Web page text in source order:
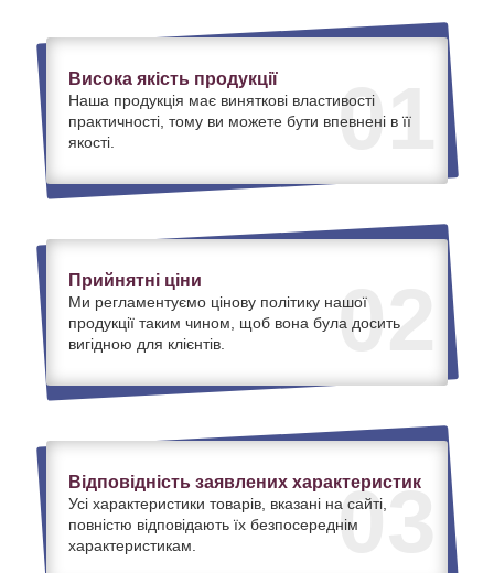
01
Висока якість продукції
Наша продукція має виняткові властивості
практичності, тому ви можете бути впевнені в її
якості.
02
Прийнятні ціни
Ми регламентуємо цінову політику нашої
продукції таким чином, щоб вона була досить
вигідною для клієнтів.
03
Відповідність заявлених характеристик
Усі характеристики товарів, вказані на сайті,
повністю відповідають їх безпосереднім
характеристикам.